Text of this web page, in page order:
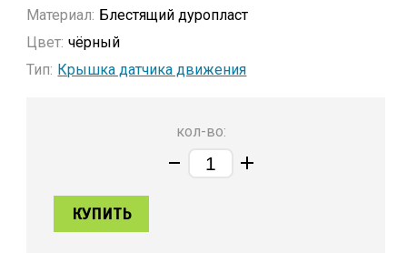
Материал: Блестящий дуропласт
Цвет: чёрный
Тип: Крышка датчика движения
кол-во:
КУПИТЬ